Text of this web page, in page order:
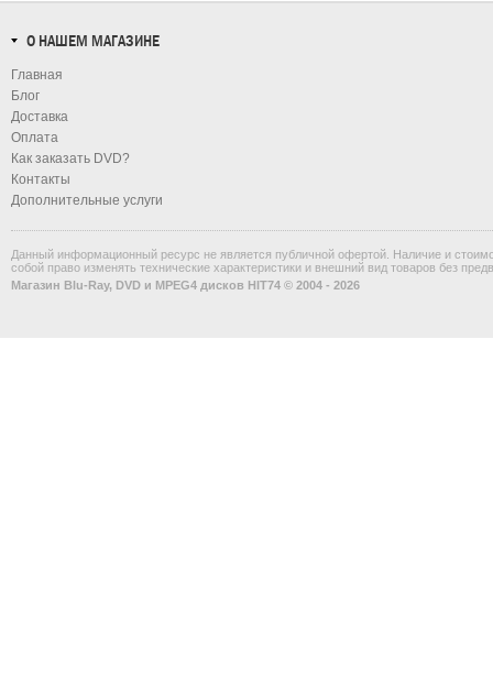
О НАШЕМ МАГАЗИНЕ
Главная
Блог
Доставка
Оплата
Как заказать DVD?
Контакты
Дополнительные услуги
Данный информационный ресурс не является публичной офертой. Наличие и
собой право изменять технические характеристики и внешний вид товаров без
Магазин Blu-Ray, DVD и MPEG4 дисков HIT74 © 2004 - 2026